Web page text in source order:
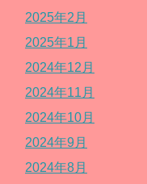
2025年2月
2025年1月
2024年12月
2024年11月
2024年10月
2024年9月
2024年8月